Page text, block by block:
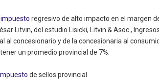
impuesto regresivo de alto impacto en el margen
Litvin, del estudio Lisicki, Litvin & Asoc.,
al concesionario y de la concesionaria al
un promedio provincial de 7%.
Impuesto de sellos provincial